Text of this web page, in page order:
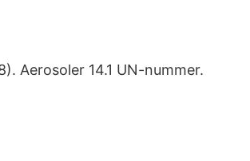
Aerosoler 14.1 UN-nummer.